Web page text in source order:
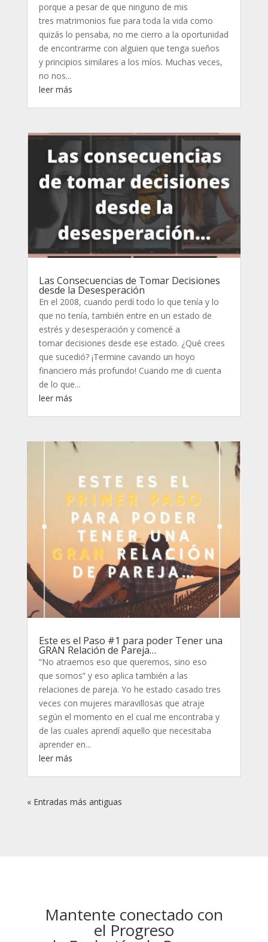
porque a pesar de que ninguno de mis
tres matrimonios fue para toda la vida como
quizás lo pensaba, no me cierro a la oportunidad
de encontrarme con alguien que tenga sueños
y principios similares a los míos. Muchas veces,
no nos...
leer más
Las Consecuencias de Tomar Decisiones
desde la Desesperación
En el 2008, cuando perdí todo lo que tenía y lo
que no tenía, también entre en un estado de
estrés y desesperación y comencé a
tomar decisiones desde ese estado. ¿Qué crees
que sucedió? ¡Termine cavando un hoyo
financiero más profundo! Cuando me di cuenta
de lo que...
leer más
Este es el Paso #1 para poder Tener una
GRAN Relación de Pareja…
“No atraemos eso que queremos, sino eso
que somos” y eso aplica también a las
relaciones de pareja. Yo he estado casado tres
veces con mujeres maravillosas que atraje
según el momento en el cual me encontraba y
de las cuales aprendí aquello que necesitaba
aprender en...
leer más
« Entradas más antiguas
Mantente conectado con
el Progreso